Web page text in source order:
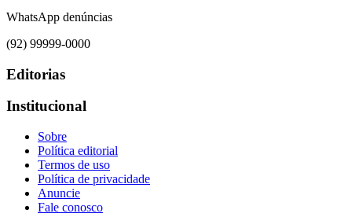
WhatsApp denúncias
(92) 99999-0000
Editorias
Institucional
Sobre
Política editorial
Termos de uso
Política de privacidade
Anuncie
Fale conosco